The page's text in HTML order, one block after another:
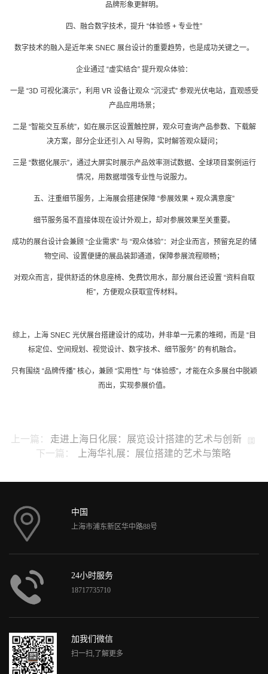
品牌形象更鲜明。
四、融合数字技术，提升 “体验感 + 专业性”
数字技术的融入是近年来 SNEC 展台设计的重要趋势，也是成功关键之一。
企业通过 “虚实结合” 提升观众体验：
一是 “3D 可视化演示”，利用 VR 设备让观众 “沉浸式” 参观光伏电站，直观感受
产品应用场景；
二是 “智能交互系统”，如在展示区设置触控屏，观众可查询产品参数、下载解
决方案，部分企业还引入 AI 导购，实时解答观众疑问；
三是 “数据化展示”，通过大屏实时展示产品效率测试数据、全球项目案例运行
情况，用数据增强专业性与说服力。
五、注重细节服务， 上海展会搭建保障 “参展效果 + 观众满意度”
细节服务虽不直接体现在设计外观上，却对参展效果至关重要。
成功的展台设计会兼顾 “企业需求” 与 “观众体验”：对企业而言，预留充足的储
物空间、设置便捷的展品装卸通道，保障参展流程顺畅；
对观众而言，提供舒适的休息座椅、免费饮用水，部分展台还设置 “资料自取
柜”，方便观众获取宣传材料。
综上，上海 SNEC 光伏展台搭建设计的成功，并非单一元素的堆砌，而是 “目
标定位、空间规划、视觉设计、数字技术、细节服务” 的有机融合。
只有围绕 “品牌传播” 核心，兼顾 “实用性” 与 “体验感”，才能在众多展台中脱颖
而出，实现参展价值。
上一篇：
走进上海日化展：展览设计搭建的艺术与创新
下一篇：
上海华礼展：展位搭建的艺术与策略
中国
上海市浦东新区华中路88号
24小时服务
18717735710
加我们微信
扫一扫,了解更多